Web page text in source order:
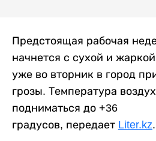
Предстоящая рабочая
начнется с сухой и
уже во вторник в город
грозы. Температура
подниматься до +36
градусов, передает Liter.kz.